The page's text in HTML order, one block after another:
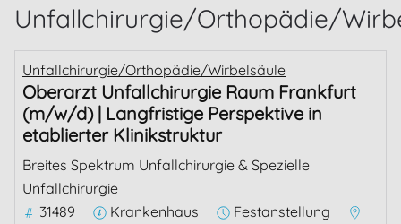
Unfallchirurgie/Orthopädie/
Unfallchirurgie/Orthopädie/Wirbelsäule
Oberarzt Unfallchirurgie Raum Frankfurt
(m/w/d) | Langfristige Perspektive in
etablierter Klinikstruktur
Breites Spektrum Unfallchirurgie & Spezielle
Unfallchirurgie
31489
Krankenhaus
Festanstellung